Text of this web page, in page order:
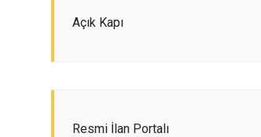
Açık Kapı
Resmi İlan Portalı